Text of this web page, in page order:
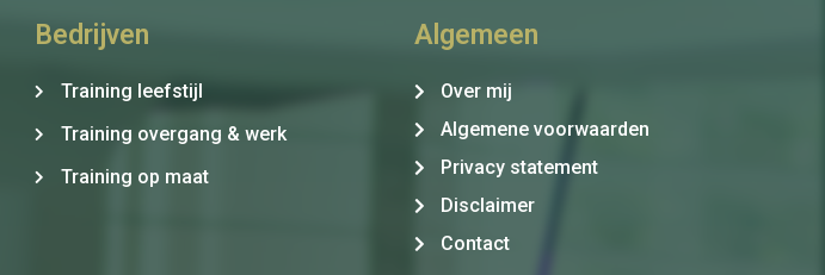
Bedrijven
Training leefstijl
Training overgang & werk
Training op maat
Algemeen
Over mij
Algemene voorwaarden
Privacy statement
Disclaimer
Contact